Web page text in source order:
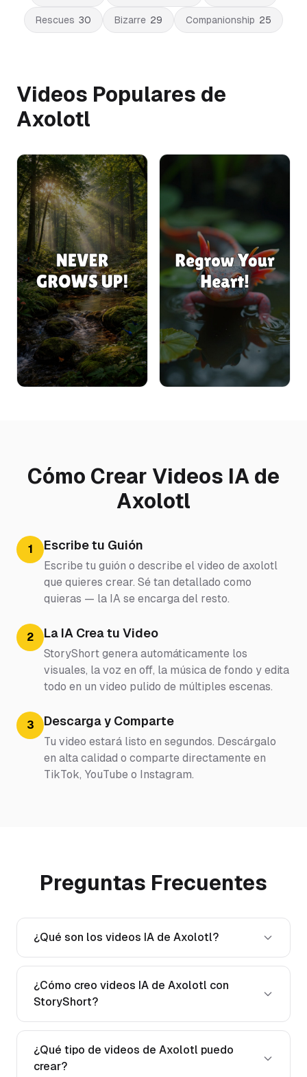
Rescues 30 Bizarre 29 Companionship 25
Videos Populares de
Axolotl
Cómo Crear Videos IA de
Axolotl
1 Escribe tu Guión
Escribe tu guión o describe el video de axolotl
que quieres crear. Sé tan detallado como
quieras — la IA se encarga del resto.
2 La IA Crea tu Video
StoryShort genera automáticamente los
visuales, la voz en off, la música de fondo y edita
todo en un video pulido de múltiples escenas.
3 Descarga y Comparte
Tu video estará listo en segundos. Descárgalo
en alta calidad o comparte directamente en
TikTok, YouTube o Instagram.
Preguntas Frecuentes
¿Qué son los videos IA de Axolotl?
¿Cómo creo videos IA de Axolotl con
StoryShort?
¿Qué tipo de videos de Axolotl puedo
crear?